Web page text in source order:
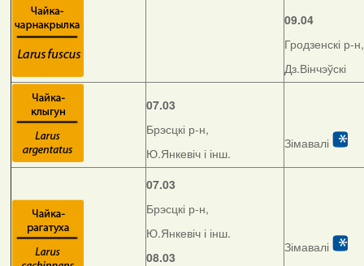
09.04
Гродзенскі р-н,
Дз.Вінчэўскі
07.03
Брэсцкі р-н,
Ю.Янкевіч і інш.
Зімавалі
07.03
Брэсцкі р-н,
Ю.Янкевіч і інш.
08.03
Зімавалі